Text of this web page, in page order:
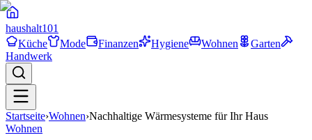
haushalt101
Küche
Mode Finanzen Hygiene Wohnen
Garten
Handwerk
Startseite›Wohnen›Nachhaltige Wärmesysteme für Ihr Haus
Wohnen